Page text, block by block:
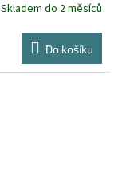
Skladem do 2 měsíců
Do košíku